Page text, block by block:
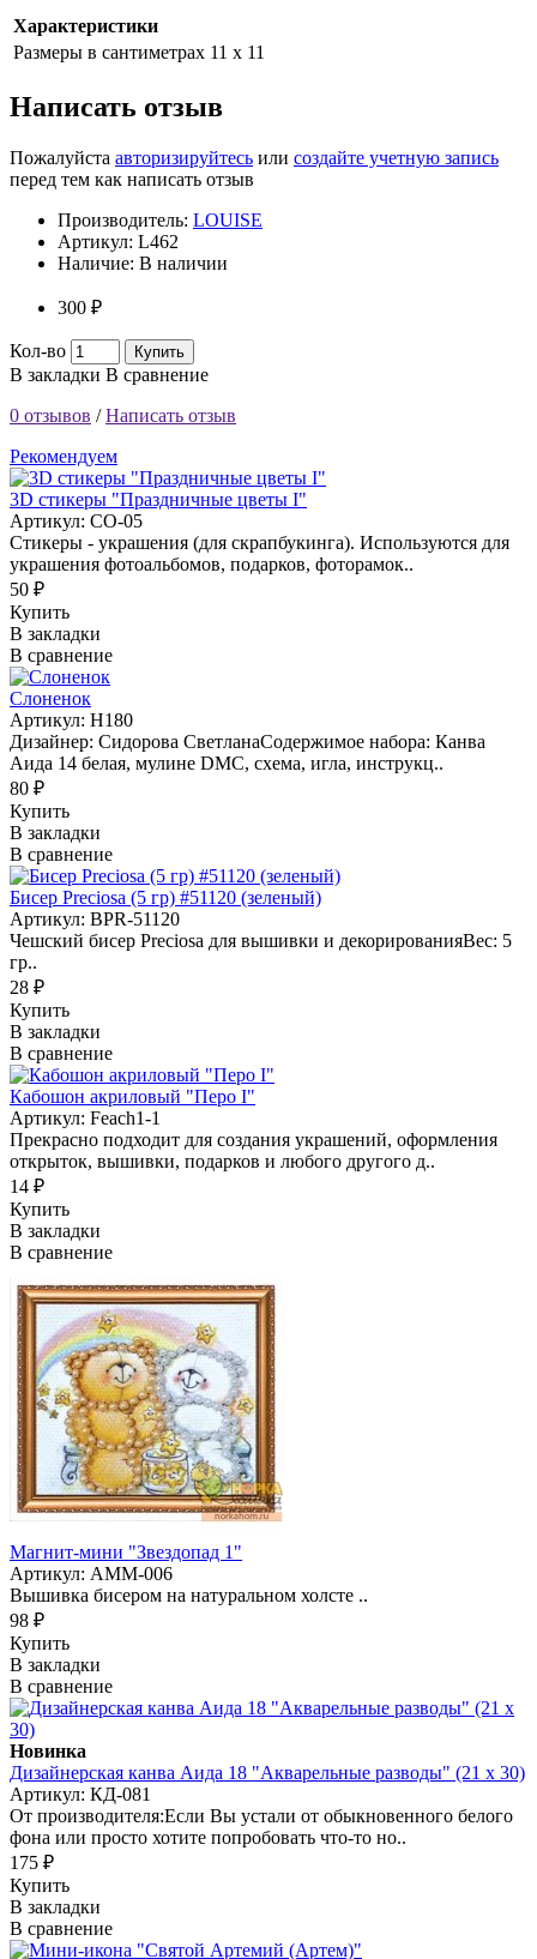
Характеристики
Размеры в сантиметрах 11 х 11
Написать отзыв
Пожалуйста авторизируйтесь или создайте учетную запись
перед тем как написать отзыв
Производитель: LOUISE
Артикул: L462
Наличие: В наличии
300 ₽
Кол-во Купить
В закладки В сравнение
0 отзывов /Написать отзыв
Рекомендуем
3D стикеры "Праздничные цветы I"
Артикул: CO-05
Стикеры - украшения (для скрапбукинга). Используются для
украшения фотоальбомов, подарков, фоторамок..
50 ₽
Купить
В закладки
В сравнение
Слоненок
Артикул: H180
Дизайнер: Сидорова СветланаСодержимое набора: Канва
Аида 14 белая, мулине DMC, схема, игла, инструкц..
80 ₽
Купить
В закладки
В сравнение
Бисер Preciosa (5 гр) #51120 (зеленый)
Артикул: BPR-51120
Чешский бисер Preciosa для вышивки и декорированияВес: 5
гр..
28 ₽
Купить
В закладки
В сравнение
Кабошон акриловый "Перо I"
Артикул: Feach1-1
Прекрасно подходит для создания украшений, оформления
открыток, вышивки, подарков и любого другого д..
14 ₽
Купить
В закладки
В сравнение
Магнит-мини "Звездопад 1"
Артикул: АММ-006
Вышивка бисером на натуральном холсте ..
98 ₽
Купить
В закладки
В сравнение
Новинка
Дизайнерская канва Аида 18 "Акварельные разводы" (21 х 30)
Артикул: КД-081
От производителя:Если Вы устали от обыкновенного белого
фона или просто хотите попробовать что-то но..
175 ₽
Купить
В закладки
В сравнение